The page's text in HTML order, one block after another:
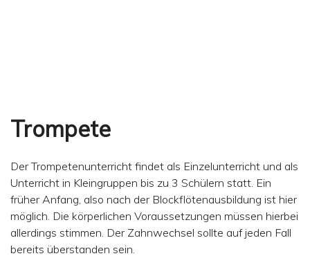
Trompete
Der Trompetenunterricht findet als Einzelunterricht und als
Unterricht in Kleingruppen bis zu 3 Schülern statt. Ein
früher Anfang, also nach der Blockflötenausbildung ist hier
möglich. Die körperlichen Voraussetzungen müssen hierbei
allerdings stimmen. Der Zahnwechsel sollte auf jeden Fall
bereits überstanden sein.